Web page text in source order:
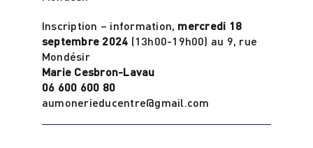
Inscription – information, mercredi 18
septembre 2024 (13h00-19h00) au 9, rue
Mondésir
Marie Cesbron-Lavau
06 600 600 80
aumonerieducentre@gmail.com